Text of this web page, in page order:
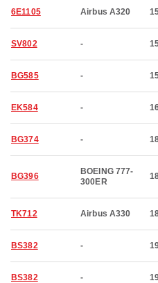
6E1105 Airbus A320
SV802 -
BG585 -
EK584 -
BG374 -
BG396
BOEING 777-
300ER
TK712 Airbus A330
BS382 -
BS382 -